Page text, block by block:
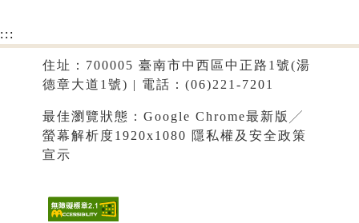
:::
住址：700005 臺南市中西區中正路1號(湯
德章大道1號) | 電話：(06)221-7201
最佳瀏覽狀態：Google Chrome最新版╱
螢幕解析度1920x1080 隱私權及安全政策
宣示